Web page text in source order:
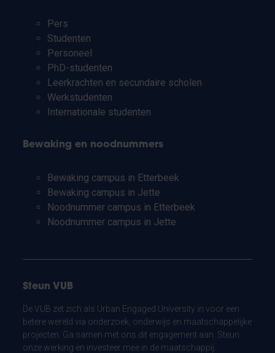
Pers
Studenten
Personeel
PhD-studenten
Leerkrachten en secundaire scholen
Werkstudenten
Internationale studenten
Bewaking en noodnummers
Bewaking campus in Etterbeek
Bewaking campus in Jette
Noodnummer campus in Etterbeek
Noodnummer campus in Jette
Steun VUB
De VUB zet zich als Urban Engaged University in voor een
betere wereld via onderzoek, onderwijs en maatschappelijke
projecten. Ga samen met ons dit engagement aan. Steun
onze werking en investeer mee in de maatschappij.